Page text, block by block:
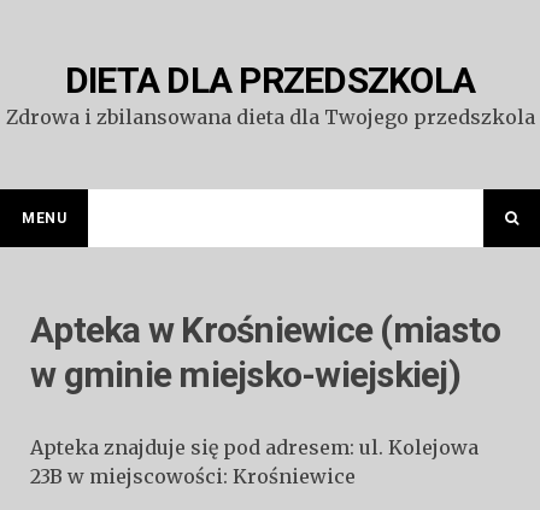
DIETA DLA PRZEDSZKOLA
Zdrowa i zbilansowana dieta dla Twojego przedszkola
MENU
Apteka w Krośniewice (miasto
w gminie miejsko-wiejskiej)
Apteka znajduje się pod adresem: ul. Kolejowa
23B w miejscowości: Krośniewice